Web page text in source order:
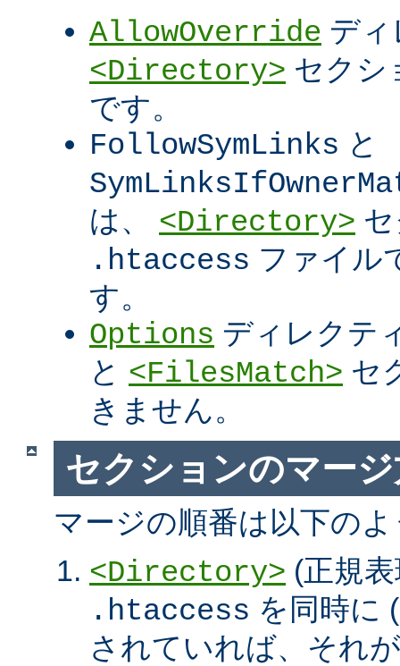
AllowOverride デ
<Directory> セクシ
です。
FollowSymLinks と
は、 <Directory>
.htaccess ファイル
す。
Options ディレクテ
と <FilesMatch> セ
きません。
セクションのマー
マージの順番は以下の
<Directory> (正規
.htaccess を同時に (
されていれば、それ